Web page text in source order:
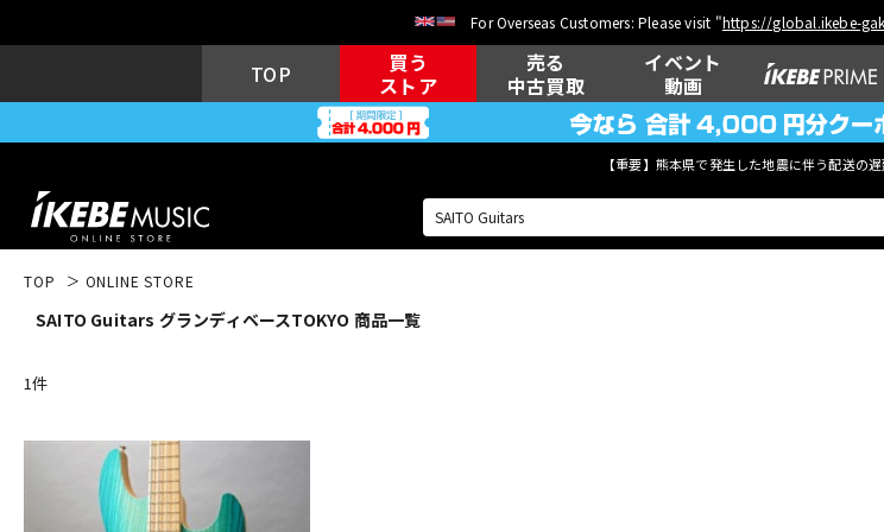
For Overseas Customers: Please visit "https://global.ikebe-
TOP
買う
ストア
売る
中古買取
イベント
動画
【重要】熊本県で発生した地震に伴う配送の
エレキギター アコギ/エレ
キーボード
TOP ONLINE STORE
SAITO Guitars グランディベースTOKYO 商品一覧
1件